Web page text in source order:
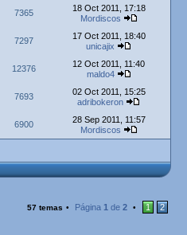
7365
18 Oct 2011, 17:18
Mordiscos
7297
17 Oct 2011, 18:40
unicajix
12376
12 Oct 2011, 11:40
maldo4
7693
02 Oct 2011, 15:25
adribokeron
6900
28 Sep 2011, 11:57
Mordiscos
57 temas • Página 1 de 2 • 1 2